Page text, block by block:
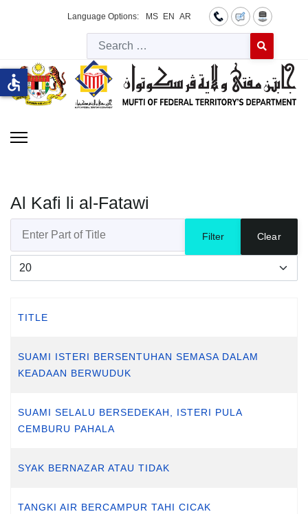
Language Options: MS EN AR
Type 2 or
Al Kafi li al-Fatawi
Filter Clear
Display #
TITLE
SUAMI ISTERI BERSENTUHAN SEMASA DALAM
KEADAAN BERWUDUK
SUAMI SELALU BERSEDEKAH, ISTERI PULA
CEMBURU PAHALA
SYAK BERNAZAR ATAU TIDAK
TANGKI AIR BERCAMPUR TAHI CICAK
accessible